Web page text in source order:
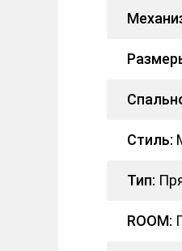
Стиль:
Тип:
ROOM: